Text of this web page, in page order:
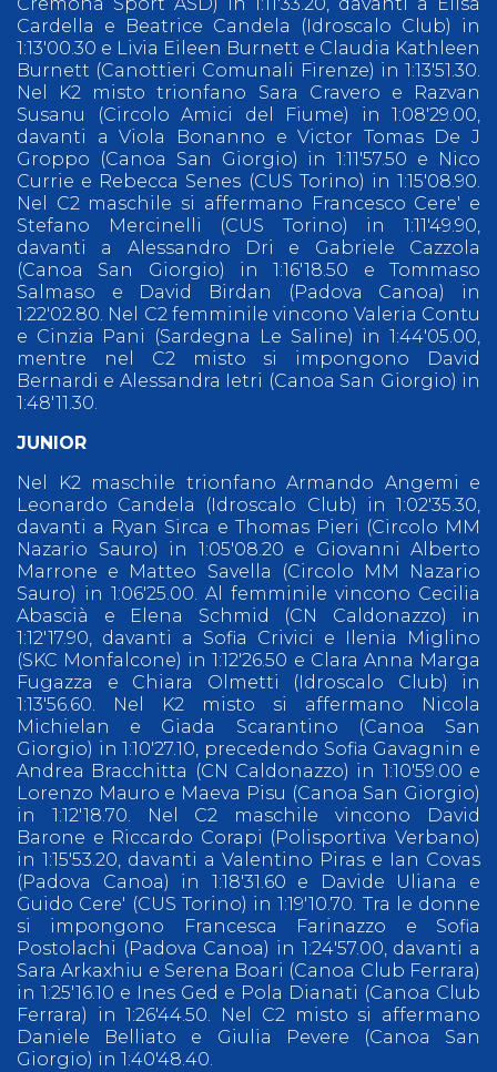
Cardella e Beatrice Candela (Idroscalo Club) in
1:13'00.30 e Livia Eileen Burnett e Claudia Kathleen
Burnett (Canottieri Comunali Firenze) in 1:13'51.30.
Nel K2 misto trionfano Sara Cravero e Razvan
Susanu (Circolo Amici del Fiume) in 1:08'29.00,
davanti a Viola Bonanno e Victor Tomas De J
Groppo (Canoa San Giorgio) in 1:11'57.50 e Nico
Currie e Rebecca Senes (CUS Torino) in 1:15'08.90.
Nel C2 maschile si affermano Francesco Cere' e
Stefano Mercinelli (CUS Torino) in 1:11'49.90,
davanti a Alessandro Dri e Gabriele Cazzola
(Canoa San Giorgio) in 1:16'18.50 e Tommaso
Salmaso e David Birdan (Padova Canoa) in
1:22'02.80. Nel C2 femminile vincono Valeria Contu
e Cinzia Pani (Sardegna Le Saline) in 1:44'05.00,
mentre nel C2 misto si impongono David
Bernardi e Alessandra Ietri (Canoa San Giorgio) in
1:48'11.30.
JUNIOR
Nel K2 maschile trionfano Armando Angemi e
Leonardo Candela (Idroscalo Club) in 1:02'35.30,
davanti a Ryan Sirca e Thomas Pieri (Circolo MM
Nazario Sauro) in 1:05'08.20 e Giovanni Alberto
Marrone e Matteo Savella (Circolo MM Nazario
Sauro) in 1:06'25.00. Al femminile vincono Cecilia
Abascià e Elena Schmid (CN Caldonazzo) in
1:12'17.90, davanti a Sofia Crivici e Ilenia Miglino
(SKC Monfalcone) in 1:12'26.50 e Clara Anna Marga
Fugazza e Chiara Olmetti (Idroscalo Club) in
1:13'56.60. Nel K2 misto si affermano Nicola
Michielan e Giada Scarantino (Canoa San
Giorgio) in 1:10'27.10, precedendo Sofia Gavagnin e
Andrea Bracchitta (CN Caldonazzo) in 1:10'59.00 e
Lorenzo Mauro e Maeva Pisu (Canoa San Giorgio)
in 1:12'18.70. Nel C2 maschile vincono David
Barone e Riccardo Corapi (Polisportiva Verbano)
in 1:15'53.20, davanti a Valentino Piras e Ian Covas
(Padova Canoa) in 1:18'31.60 e Davide Uliana e
Guido Cere' (CUS Torino) in 1:19'10.70. Tra le donne
si impongono Francesca Farinazzo e Sofia
Postolachi (Padova Canoa) in 1:24'57.00, davanti a
Sara Arkaxhiu e Serena Boari (Canoa Club Ferrara)
in 1:25'16.10 e Ines Ged e Pola Dianati (Canoa Club
Ferrara) in 1:26'44.50. Nel C2 misto si affermano
Daniele Belliato e Giulia Pevere (Canoa San
Giorgio) in 1:40'48.40.